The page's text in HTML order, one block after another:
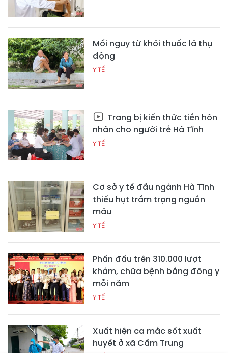
Mối nguy từ khói thuốc lá thụ
động
Y TẾ
Trang bị kiến thức tiền hôn
nhân cho người trẻ Hà Tĩnh
Y TẾ
Cơ sở y tế đầu ngành Hà Tĩnh
thiếu hụt trầm trọng nguồn
máu
Y TẾ
Phấn đấu trên 310.000 lượt
khám, chữa bệnh bằng đông y
mỗi năm
Y TẾ
Xuất hiện ca mắc sốt xuất
huyết ở xã Cẩm Trung